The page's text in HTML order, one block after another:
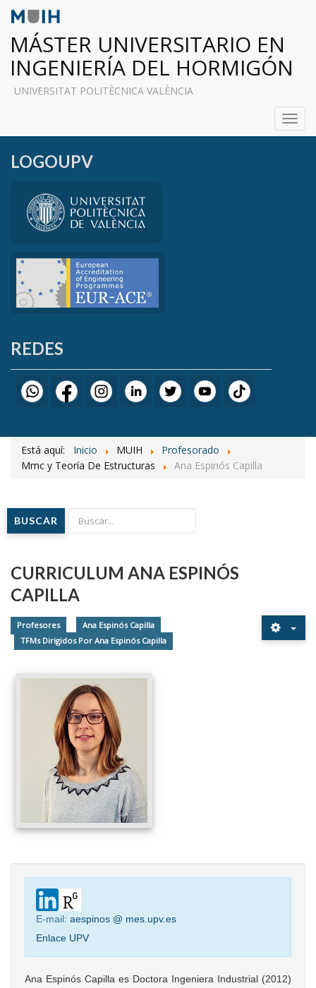
MÁSTER UNIVERSITARIO EN
INGENIERÍA DEL HORMIGÓN
UNIVERSITAT POLITÈCNICA VALÈNCIA
LOGOUPV
REDES
Está aquí: Inicio MUIH
Profesorado
Mmc y Teoría De Estructuras
Ana Espinós Capilla
BUSCAR
CURRICULUM ANA ESPINÓS
CAPILLA
Profesores
Ana Espinós Capilla
TFMs Dirigidos Por Ana Espinós Capilla
E-mail: aespinos @ mes.upv.es
Enlace UPV
Ana Espinós Capilla es Doctora Ingeniera Industrial (2012)